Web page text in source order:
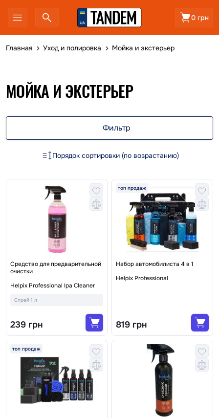
0 грн
Главная Уход и полировка Мойка и экстерьер
МОЙКА И ЭКСТЕРЬЕР
Фильтр
Порядок сортировки (по возрастанию)
Средство для предварительной
очистки
Helpix Professional Ipa Cleaner
Спрей 1 л
239 грн
топ продаж
Набор автомобилиста 4 в 1
Helpix Professional
819 грн
топ продаж